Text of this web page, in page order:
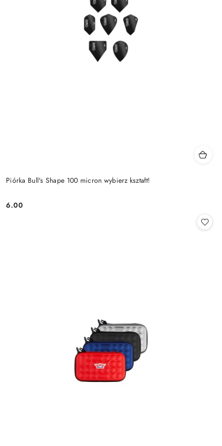
Piórka Bull's Shape 100 micron wybierz kształt!
Cena:
6.00